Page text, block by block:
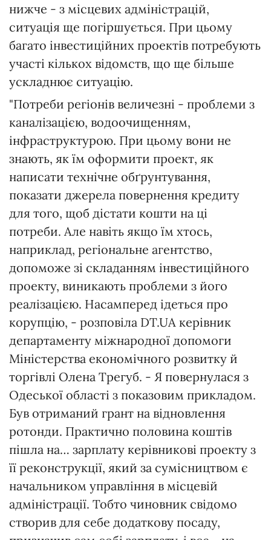
нижче - з місцевих адміністрацій,
ситуація ще погіршується. При цьому
багато інвестиційних проектів потребують
участі кількох відомств, що ще більше
ускладнює ситуацію.
"Потреби регіонів величезні - проблеми з
каналізацією, водоочищенням,
інфраструктурою. При цьому вони не
знають, як їм оформити проект, як
написати технічне обґрунтування,
показати джерела повернення кредиту
для того, щоб дістати кошти на ці
потреби. Але навіть якщо їм хтось,
наприклад, регіональне агентство,
допоможе зі складанням інвестиційного
проекту, виникають проблеми з його
реалізацією. Насамперед ідеться про
корупцію, - розповіла DT.UA керівник
департаменту міжнародної допомоги
Міністерства економічного розвитку й
торгівлі Олена Трегуб. - Я повернулася з
Одеської області з показовим прикладом.
Був отриманий грант на відновлення
ротонди. Практично половина коштів
пішла на… зарплату керівникові проекту з
її реконструкції, який за сумісництвом є
начальником управління в місцевій
адміністрації. Тобто чиновник свідомо
створив для себе додаткову посаду,